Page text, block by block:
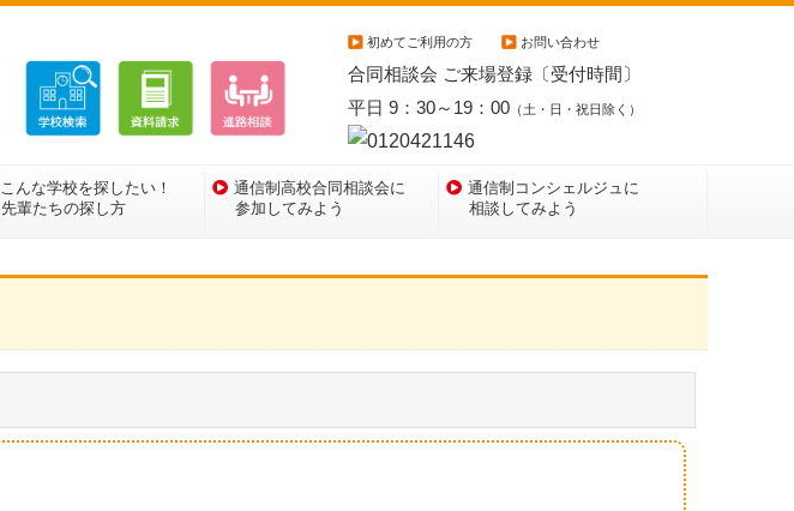
初めてご利用の方 お問い合わせ
合同相談会 ご来場登録〔受付時間〕
平日 9：30～19：00 （土・日・祝日除く）
こんな学校を探したい！
先輩たちの探し方
通信制高校合同相談会に
参加してみよう
通信制コンシェルジュに
相談してみよう